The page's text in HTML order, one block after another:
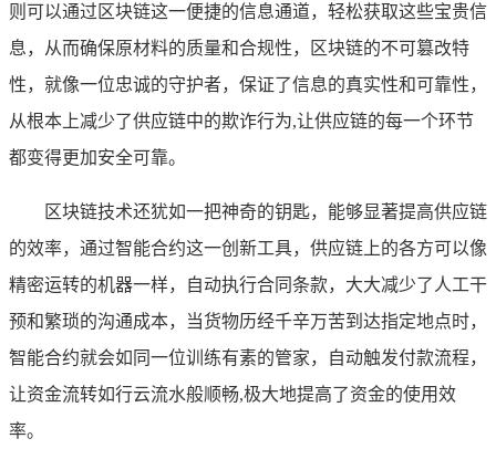
则可以通过区块链这一便捷的信息通道，轻松获取这些宝贵信
息，从而确保原材料的质量和合规性，区块链的不可篡改特
性，就像一位忠诚的守护者，保证了信息的真实性和可靠性，
从根本上减少了供应链中的欺诈行为,让供应链的每一个环节
都变得更加安全可靠。
区块链技术还犹如一把神奇的钥匙，能够显著提高供应链
的效率，通过智能合约这一创新工具，供应链上的各方可以像
精密运转的机器一样，自动执行合同条款，大大减少了人工干
预和繁琐的沟通成本，当货物历经千辛万苦到达指定地点时，
智能合约就会如同一位训练有素的管家，自动触发付款流程，
让资金流转如行云流水般顺畅,极大地提高了资金的使用效
率。